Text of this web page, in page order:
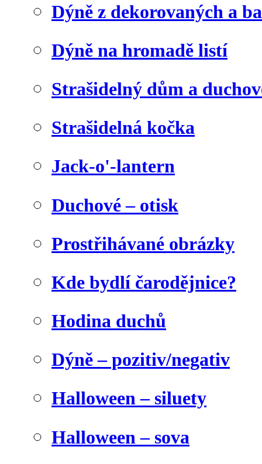
Dýně z dekorovaných a
Dýně na hromadě listí
Strašidelný dům a
Strašidelná kočka
Jack-o'-lantern
Duchové – otisk
Prostřihávané obrázky
Kde bydlí čarodějnice?
Hodina duchů
Dýně – pozitiv/negativ
Halloween – siluety
Halloween – sova